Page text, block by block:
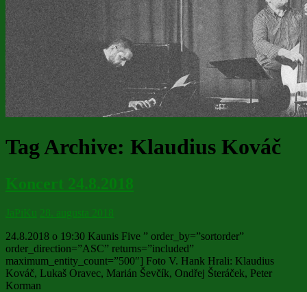
Tag Archive: Klaudius Kováč
Koncert 24.8.2018
JaPiKu 28. augusta 2018
24.8.2018 o 19:30 Kaunis Five ” order_by=”sortorder”
order_direction=”ASC” returns=”included”
maximum_entity_count=”500″] Foto V. Hank Hrali: Klaudius
Kováč, Lukaš Oravec, Marián Ševčík, Ondřej Šteráček, Peter
Korman